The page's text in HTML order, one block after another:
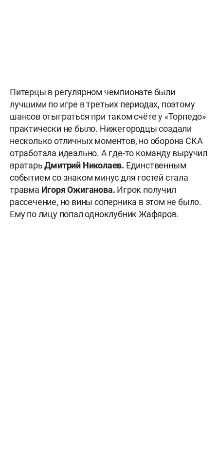
Питерцы в регулярном чемпионате были
лучшими по игре в третьих периодах, поэтому
шансов отыграться при таком счёте у «Торпедо»
практически не было. Нижегородцы создали
несколько отличных моментов, но оборона СКА
отработала идеально. А где-то команду выручил
вратарьДмитрий Николаев. Единственным
событием со знаком минус для гостей стала
травма Игоря Ожиганова. Игрок получил
рассечение, но вины соперника в этом не было.
Ему по лицу попал одноклубник Жафяров.